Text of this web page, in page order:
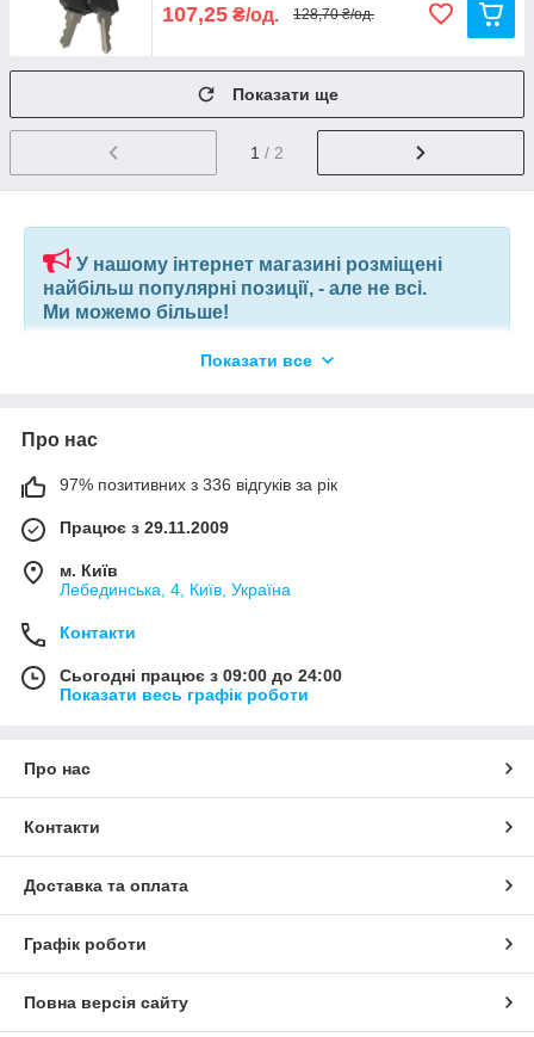
107,25 ₴/од. 128,70 ₴/од.
Показати ще
1 / 2
У нашому інтернет магазині розміщені
найбільш популярні позиції, - але не всі.
Ми можемо більше!
Якщо ви шукаєте конкретну позицію або заміну товару, який
вашим запитом, або аналоги інших виробників.
+380675038212(VIBER) | pm@elnik.shop
Ми не просто інтернет-магазин, а велика, оптова,
виробничих підприємств.
Показати все
Про нас
97% позитивних з 336 відгуків за рік
Працює з 29.11.2009
м. Київ
Лебединська, 4, Київ, Україна
Контакти
Сьогодні працює з 09:00 до 24:00
Показати весь графік роботи
Про нас
Контакти
Доставка та оплата
Графік роботи
Повна версія сайту